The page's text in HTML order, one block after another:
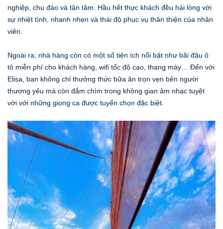
nghiệp, chu đáo và tận tâm. Hầu hết thực khách đều hài lòng với
sự nhiệt tình, nhanh nhẹn và thái độ phục vụ thân thiện của nhân
viên.
Ngoài ra, nhà hàng còn có một số tiện ích nổi bật như bãi đậu ô
tô miễn phí cho khách hàng, wifi tốc độ cao, thang máy… Đến với
Elisa, bạn không chỉ thưởng thức bữa ăn trọn vẹn bên người
thương yêu mà còn đắm chìm trong không gian âm nhạc tuyệt
vời với những giọng ca được tuyển chọn đặc biệt.